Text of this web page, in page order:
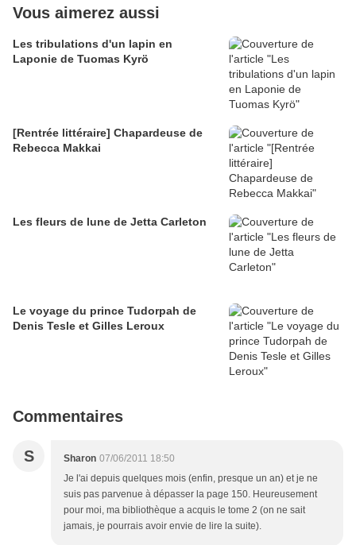
Vous aimerez aussi
Les tribulations d'un lapin en
Laponie de Tuomas Kyrö
[Rentrée littéraire] Chapardeuse de
Rebecca Makkai
Les fleurs de lune de Jetta Carleton
Le voyage du prince Tudorpah de
Denis Tesle et Gilles Leroux
Commentaires
S Sharon 07/06/2011 18:50
Je l'ai depuis quelques mois (enfin, presque un an) et je ne
suis pas parvenue à dépasser la page 150. Heureusement
pour moi, ma bibliothèque a acquis le tome 2 (on ne sait
jamais, je pourrais avoir envie de lire la suite).